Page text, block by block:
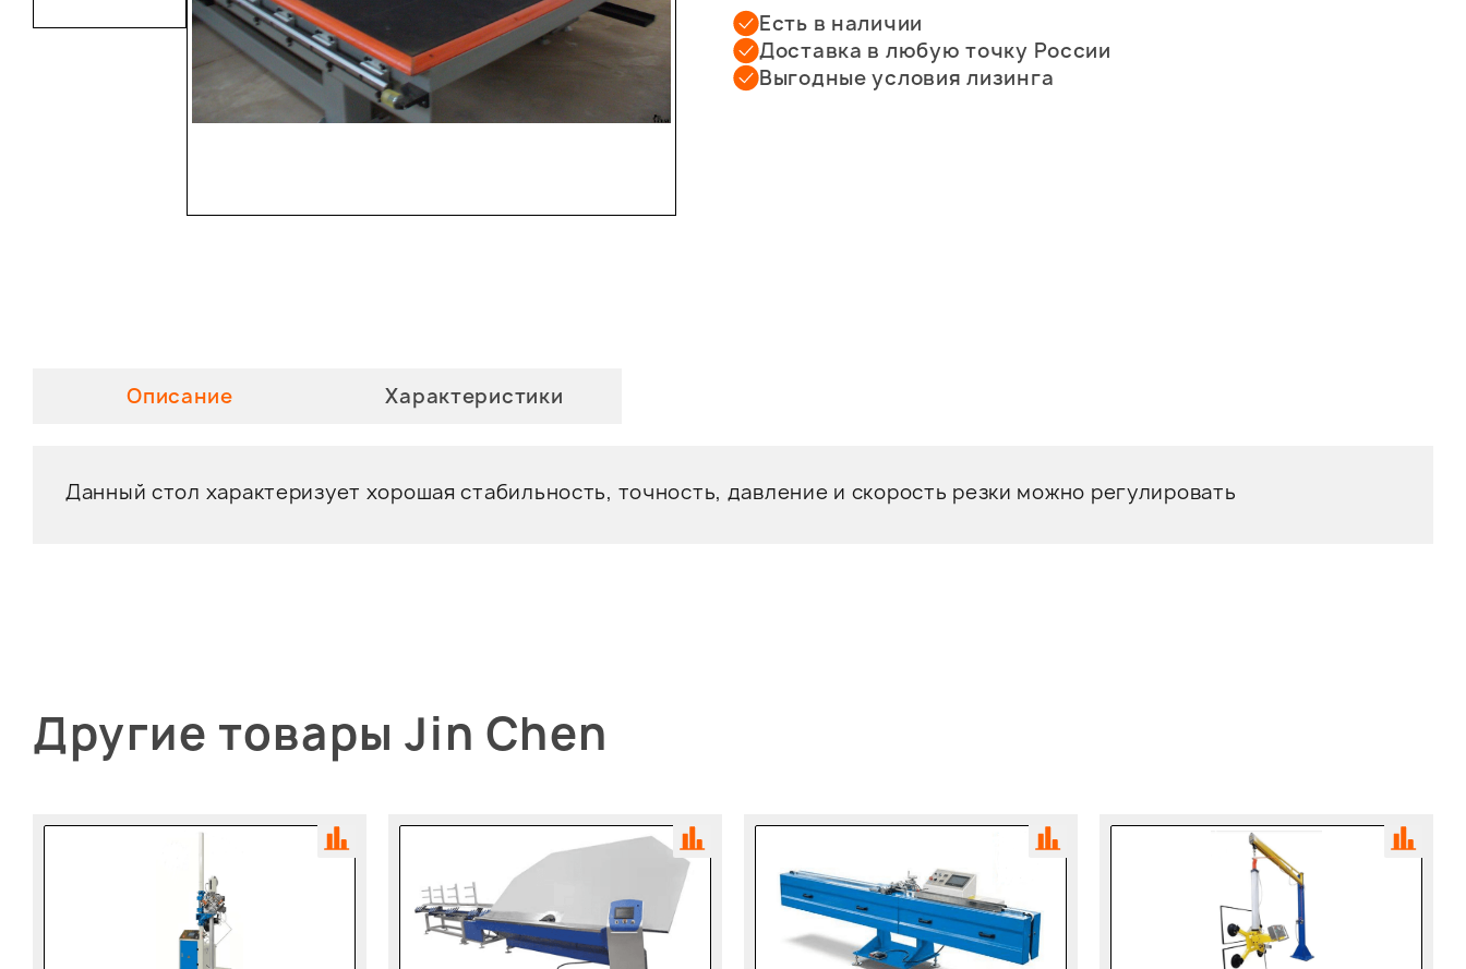
Есть в наличии
Доставка в любую точку России
Выгодные условия лизинга
Описание Характеристики
Данный стол характеризует хорошая стабильность, точность, давление и скорость резки можно регулировать
Другие товары Jin Chen